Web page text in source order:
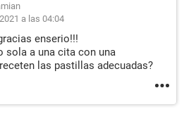
a las 04:04
enserio!!!
sola a una cita con una
las pastillas adecuadas?